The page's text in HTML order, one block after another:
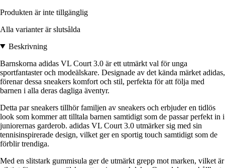
Produkten är inte tillgänglig
Alla varianter är slutsålda
Beskrivning
Barnskorna adidas VL Court 3.0 är ett utmärkt val för unga
sportfantaster och modeälskare. Designade av det kända märket adidas,
förenar dessa sneakers komfort och stil, perfekta för att följa med
barnen i alla deras dagliga äventyr.
Detta par sneakers tillhör familjen av sneakers och erbjuder en tidlös
look som kommer att tilltala barnen samtidigt som de passar perfekt in i
juniorernas garderob. adidas VL Court 3.0 utmärker sig med sin
tennisinspirerade design, vilket ger en sportig touch samtidigt som de
förblir trendiga.
Med en slitstark gummisula ger de utmärkt grepp mot marken, vilket är